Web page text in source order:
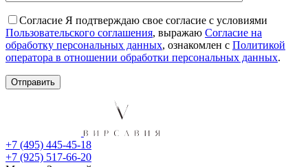
Согласие Я подтверждаю свое согласие с условиями
Пользовательского соглашения, выражаю Согласие на
обработку персональных данных, ознакомлен с Политикой
оператора в отношении обработки персональных данных.
+7 (495) 445-45-18
+7 (925) 517-66-20